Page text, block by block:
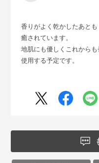
香りがよく乾かしたあとも
癒されています。
地肌にも優しくこれからも
使用する予定です。